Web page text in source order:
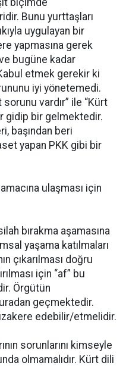
Bunu yurttaşları
uygulayan bir
yapmasına gerek
bugüne kadar
etmek gerekir ki
iyi yönetemedi.
sorunu vardır” ile “Kürt
gidip bir gelmektedir.
başından beri
yapan PKK gibi bir
ulaşması için
bırakma aşamasına
yaşama katılmaları
çıkarılması doğru
için “af” bu
Örgütün
geçmektedir.
edebilir/etmelidir.
sorunlarını kimseyle
olmamalıdır. Kürt dili